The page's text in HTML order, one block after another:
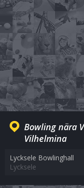
Bowling nära
Vilhelmina
Lycksele Bowlinghall
Lycksele